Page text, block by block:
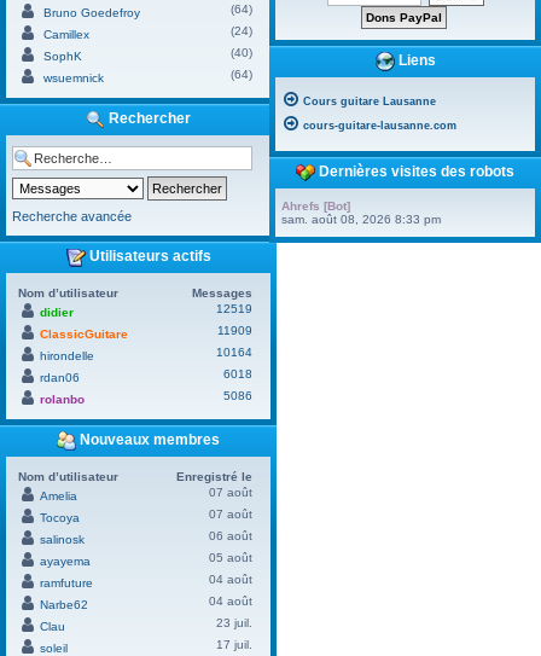
Bruno Goedefroy
(64)
Camillex
(24)
SophK
(40)
wsuemnick
(64)
Rechercher
Recherche avancée
Utilisateurs actifs
Nom d’utilisateur
Messages
didier
12519
ClassicGuitare
11909
hirondelle
10164
rdan06
6018
rolanbo
5086
Nouveaux membres
Nom d’utilisateur
Enregistré le
Amelia
07 août
Tocoya
07 août
salinosk
06 août
ayayema
05 août
ramfuture
04 août
Narbe62
04 août
Clau
23 juil.
soleil
17 juil.
Liens
Cours guitare Lausanne
cours-guitare-lausanne.com
Dernières visites des robots
Ahrefs [Bot]
sam. août 08, 2026 8:33 pm